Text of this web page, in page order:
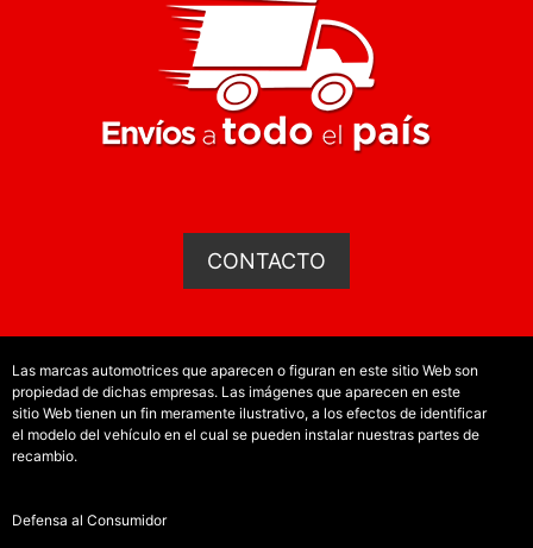
CONTACTO
Las marcas automotrices que aparecen o figuran en este sitio Web son
propiedad de dichas empresas. Las imágenes que aparecen en este
sitio Web tienen un fin meramente ilustrativo, a los efectos de identificar
el modelo del vehículo en el cual se pueden instalar nuestras partes de
recambio.
Defensa al Consumidor